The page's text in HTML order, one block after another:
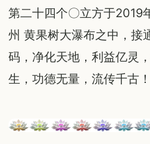
第二十四个〇立方于2019
州 黄果树大瀑布之中，接
码，净化天地，利益亿灵
生，功德无量，流传千古！